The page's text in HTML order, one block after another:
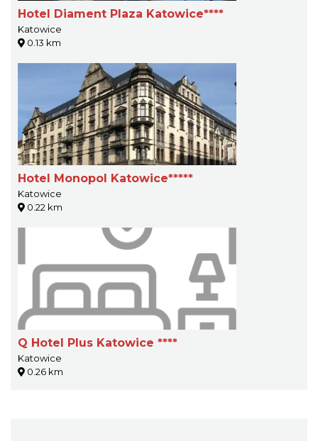
Hotel Diament Plaza Katowice****
Katowice
0.13 km
Hotel Monopol Katowice*****
Katowice
0.22 km
Q Hotel Plus Katowice ****
Katowice
0.26 km